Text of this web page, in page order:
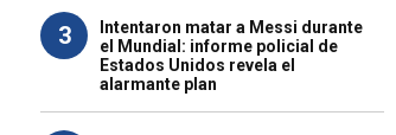
3
Intentaron matar a Messi durante
el Mundial: informe policial de
Estados Unidos revela el
alarmante plan